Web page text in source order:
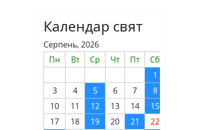
Календар свят
Серпень, 2026
Пн
Вт Ср Чт Пт Сб
1
3
4 5 6 7 8
10
11 12 13 14 15
17
18 19 20 21 22